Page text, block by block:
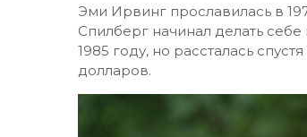
Эми Ирвинг прославилась в
Спилберг начинал делать
1985 году, но рассталась
долларов.